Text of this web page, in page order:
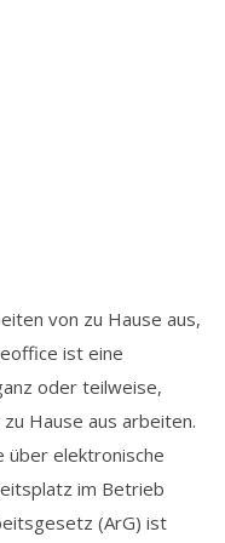
von zu Hause aus,
ist eine
oder teilweise,
Hause aus arbeiten.
über elektronische
im Betrieb
(ArG) ist